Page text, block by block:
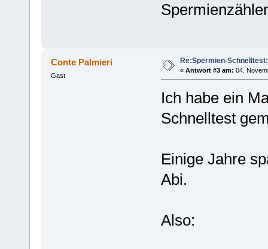
Conte Palmieri
Gast
Re:Spermien-
« Antwort #3 am: 04.
Ich habe ein
Schnelltest
Einige Jahre
Abi.
Also: